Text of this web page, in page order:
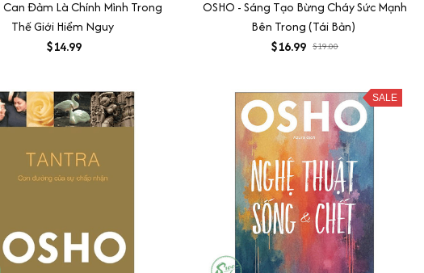
Can Đảm Là Chính Mình Trong
Thế Giới Hiểm Nguy
$14.99
OSHO - Sáng Tạo Bừng Cháy Sức Mạnh
Bên Trong (Tái Bản)
$16.99 $19.00
SALE